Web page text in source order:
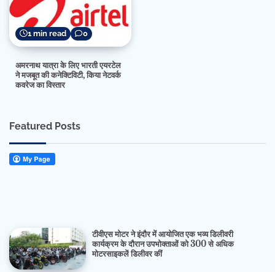
1 min read 0
अमरनाथ यात्रा के लिए भारती एयरटेल
ने मजबूत की कनेक्टिविटी, किया नेटवर्क
कवरेज का विस्तार
Featured Posts
टीवीएस मोटर ने इंदौर में आयोजित एक भव्य डिलीवरी
कार्यक्रम के दौरान उपभोक्ताओं को 300 से अधिक
मोटरसाइकलें डिलीवर कीं